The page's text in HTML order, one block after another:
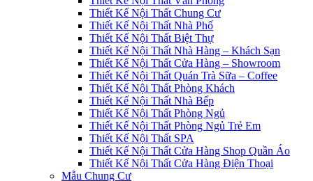
Thiết Kế Nội Thất Chung Cư
Thiết Kế Nội Thất Nhà Phố
Thiết Kế Nội Thất Biệt Thự
Thiết Kế Nội Thất Nhà Hàng – Khách Sạn
Thiết Kế Nội Thất Cửa Hàng – Showroom
Thiết Kế Nội Thất Quán Trà Sữa – Coffee
Thiết Kế Nội Thất Phòng Khách
Thiết Kế Nội Thất Nhà Bếp
Thiết Kế Nội Thất Phòng Ngủ
Thiết Kế Nội Thất Phòng Ngủ Trẻ Em
Thiết Kế Nội Thất SPA
Thiết Kế Nội Thất Cửa Hàng Shop Quần Áo
Thiết Kế Nội Thất Cửa Hàng Điện Thoại
Mẫu Chung Cư